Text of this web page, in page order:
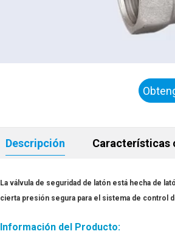
Descripción Características
La válvula de seguridad de latón está hecha de
cierta presión segura para el sistema de control
Información del Producto: